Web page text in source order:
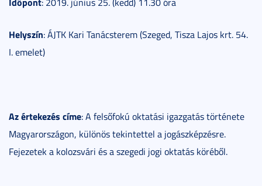
Helyszín: ÁJTK Kari Tanácsterem (Szeged, Tisza Lajos krt. 54.
I. emelet)
Az értekezés címe: A felsőfokú oktatási igazgatás története
Magyarországon, különös tekintettel a jogászképzésre.
Fejezetek a kolozsvári és a szegedi jogi oktatás köréből.